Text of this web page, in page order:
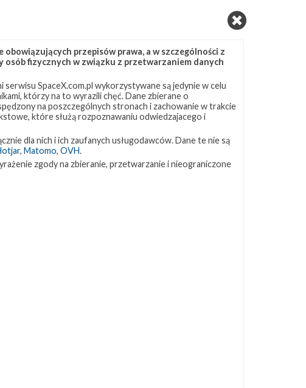
JRTI 214 ASOG 181
Starship 107 Landing Zone 1 96
Loty załogowe 95 ISS 93
ZAPRZYJAŹNIONE STRONY
Kosmogadka
przepisów prawa, a w szczególności z
osób fizycznych w związku z przetwarzaniem danych
SpaceX.com.pl wykorzystywane są jedynie w celu
którzy na to wyrazili chęć. Dane zbierane o
na poszczególnych stronach i zachowanie w trakcie
które służą rozpoznawaniu odwiedzajacego i
dla nich i ich zaufanych usługodawców. Dane te nie są
, Matomo, OVH.
zgody na zbieranie, przetwarzanie i nieograniczone